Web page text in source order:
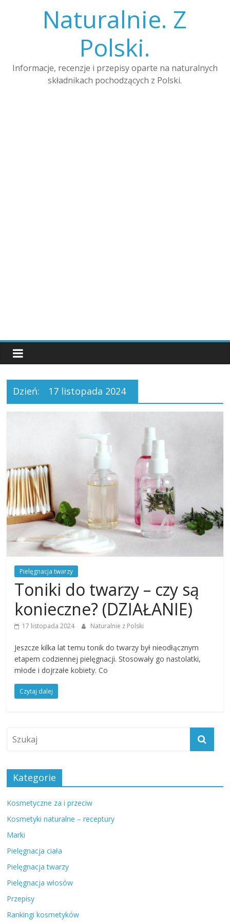
Naturalnie. Z
Polski.
Informacje, recenzje i przepisy oparte na naturalnych
składnikach pochodzących z Polski.
Dzień: 17 listopada 2024
Pielęgnacja twarzy
Toniki do twarzy – czy są
konieczne? (DZIAŁANIE)
17 listopada 2024 Naturalnie z Polski
Jeszcze kilka lat temu tonik do twarzy był nieodłącznym
etapem codziennej pielęgnacji. Stosowały go nastolatki,
młode i dojrzałe kobiety. Co
Czytaj dalej
Kategorie
Kosmetyczne za i przeciw
Kosmetyki naturalne – receptury
Marki
Pielęgnacja ciała
Pielęgnacja twarzy
Pielęgnacja włosów
Przepisy
Rankingi kosmetyków